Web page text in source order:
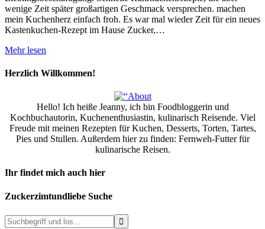
wenige Zeit später großartigen Geschmack versprechen. machen
mein Kuchenherz einfach froh. Es war mal wieder Zeit für ein neues
Kastenkuchen-Rezept im Hause Zucker,…
Mehr lesen
Herzlich Willkommen!
Hello! Ich heiße Jeanny, ich bin Foodbloggerin und
Kochbuchautorin, Kuchenenthusiastin, kulinarisch Reisende. Viel
Freude mit meinen Rezepten für Kuchen, Desserts, Torten, Tartes,
Pies und Stullen. Außerdem hier zu finden: Fernweh-Futter für
kulinarische Reisen.
Ihr findet mich auch hier
Zuckerzimtundliebe Suche